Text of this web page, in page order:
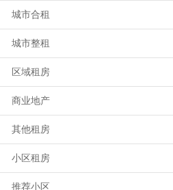
城市合租
城市整租
区域租房
商业地产
其他租房
小区租房
推荐小区